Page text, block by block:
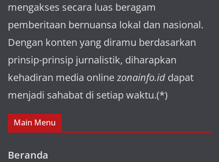
mengakses secara luas beragam
pemberitaan bernuansa lokal dan nasional.
Dengan konten yang diramu berdasarkan
prinsip-prinsip jurnalistik, diharapkan
kehadiran media online zonainfo.id dapat
menjadi sahabat di setiap waktu.(*)
Main Menu
Beranda